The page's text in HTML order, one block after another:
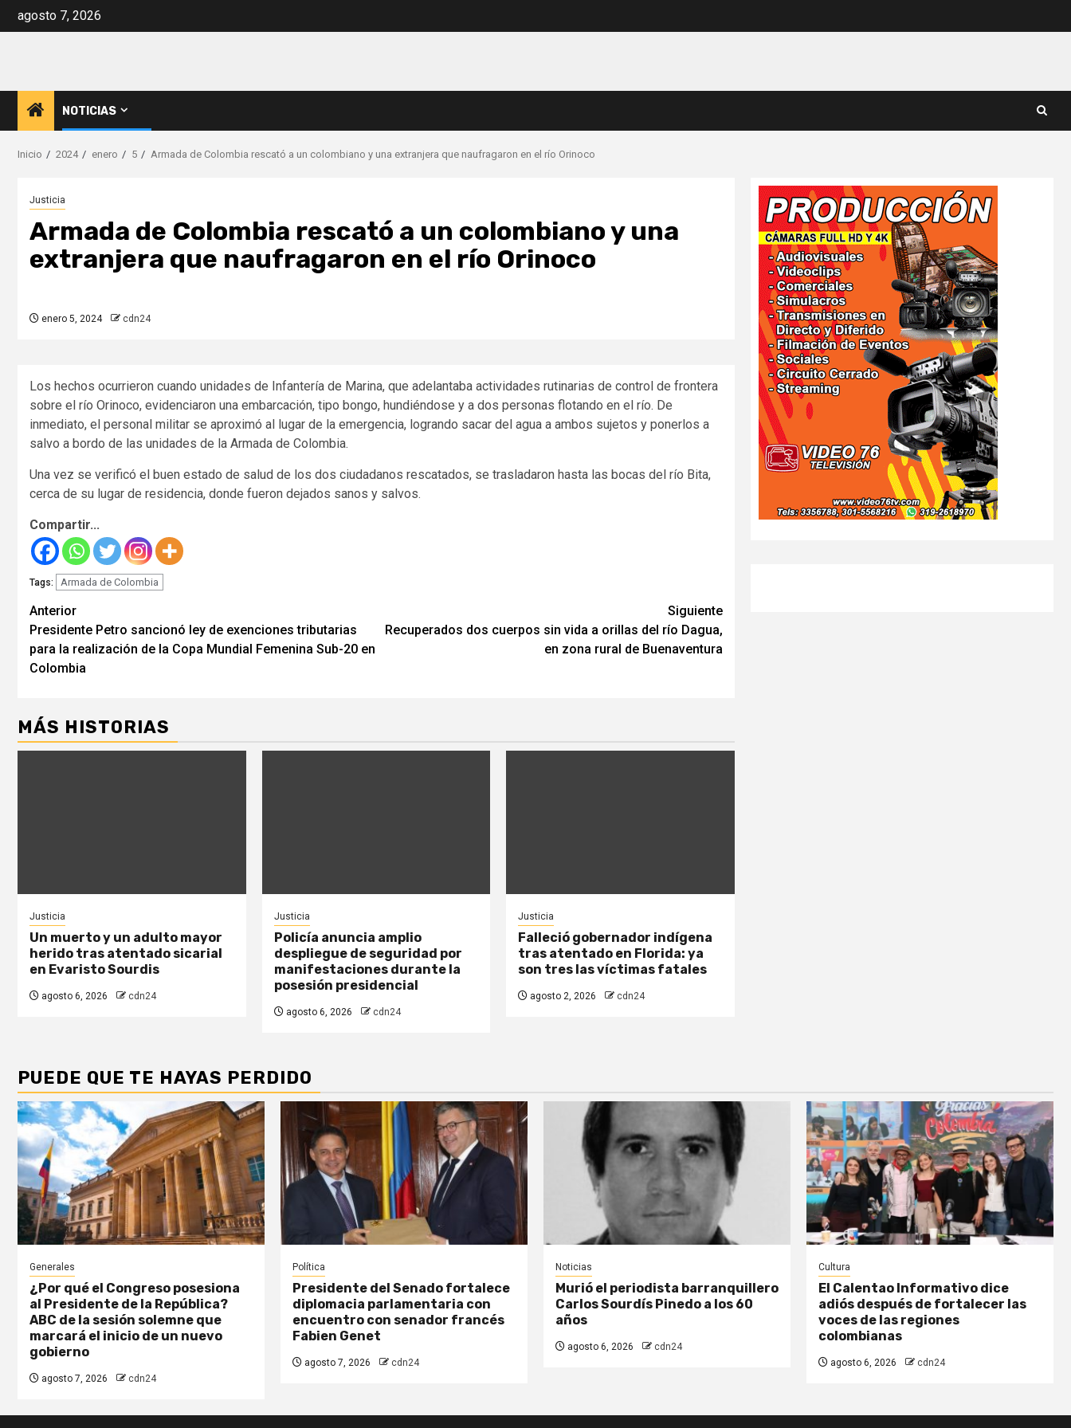
agosto 7, 2026
NOTICIAS
Inicio 2024 enero 5 Armada de Colombia rescató a un colombiano y una extranjera que naufragaron en el río Orinoco
Justicia
Armada de Colombia rescató a un colombiano y una
extranjera que naufragaron en el río Orinoco
enero 5, 2024 cdn24
Los hechos ocurrieron cuando unidades de Infantería de Marina, que adelantaba actividades rutinarias de control de frontera
sobre el río Orinoco, evidenciaron una embarcación, tipo bongo, hundiéndose y a dos personas flotando en el río. De
inmediato, el personal militar se aproximó al lugar de la emergencia, logrando sacar del agua a ambos sujetos y ponerlos a
salvo a bordo de las unidades de la Armada de Colombia.
Una vez se verificó el buen estado de salud de los dos ciudadanos rescatados, se trasladaron hasta las bocas del río Bita,
cerca de su lugar de residencia, donde fueron dejados sanos y salvos.
Compartir...
Tags: Armada de Colombia
Seguir
leyendo
Anterior
Presidente Petro sancionó ley de exenciones tributarias
para la realización de la Copa Mundial Femenina Sub-20 en
Colombia
Siguiente
Recuperados dos cuerpos sin vida a orillas del río Dagua,
en zona rural de Buenaventura
MÁS HISTORIAS
Justicia
Un muerto y un adulto mayor
herido tras atentado sicarial
en Evaristo Sourdis
agosto 6, 2026 cdn24
Justicia
Policía anuncia amplio
despliegue de seguridad por
manifestaciones durante la
posesión presidencial
agosto 6, 2026 cdn24
Justicia
Falleció gobernador indígena
tras atentado en Florida: ya
son tres las víctimas fatales
agosto 2, 2026 cdn24
PUEDE QUE TE HAYAS PERDIDO
Generales
¿Por qué el Congreso posesiona
al Presidente de la República?
ABC de la sesión solemne que
marcará el inicio de un nuevo
gobierno
agosto 7, 2026 cdn24
Política
Presidente del Senado fortalece
diplomacia parlamentaria con
encuentro con senador francés
Fabien Genet
agosto 7, 2026 cdn24
Noticias
Murió el periodista barranquillero
Carlos Sourdís Pinedo a los 60
años
agosto 6, 2026 cdn24
Cultura
El Calentao Informativo dice
adiós después de fortalecer las
voces de las regiones
colombianas
agosto 6, 2026 cdn24